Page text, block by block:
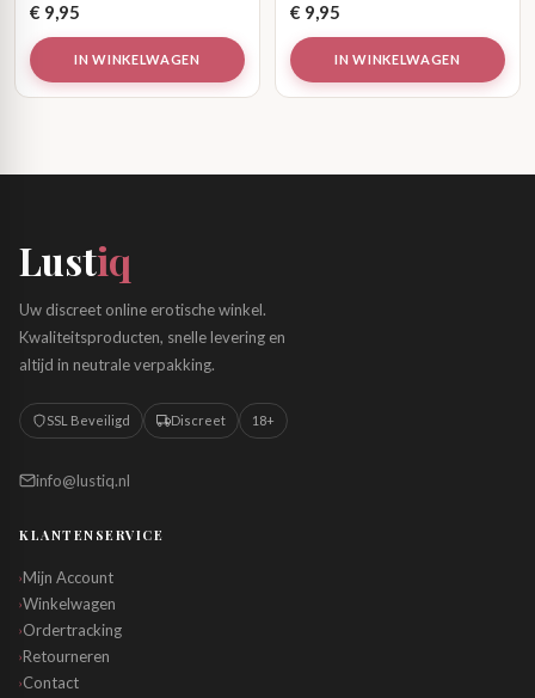
€ 9,95
IN WINKELWAGEN
€ 9,95
IN WINKELWAGEN
Lustiq
Uw discreet online erotische winkel.
Kwaliteitsproducten, snelle levering en
altijd in neutrale verpakking.
SSL Beveiligd Discreet 18+
info@lustiq.nl
KLANTENSERVICE
›Mijn Account
›Winkelwagen
›Ordertracking
›Retourneren
›Contact